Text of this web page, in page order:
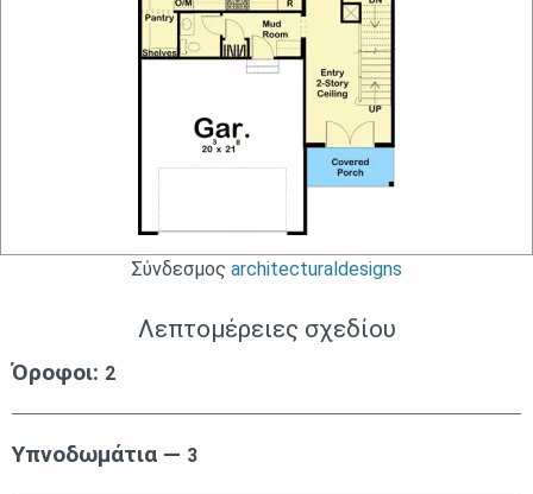
Σύνδεσμος architecturaldesigns
Λεπτομέρειες σχεδίου
Όροφοι: 2
Υπνοδωμάτια — 3